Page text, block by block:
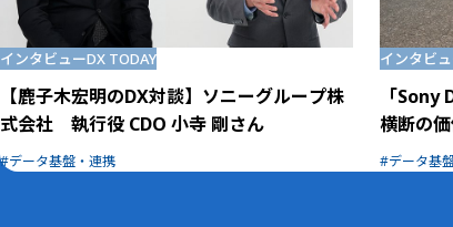
インタビューDX TODAY
【鹿子木宏明のDX対談】ソニーグループ株
式会社 執行役 CDO 小寺 剛さん
データ基盤・連携
インタビ
「
横断の
データ基